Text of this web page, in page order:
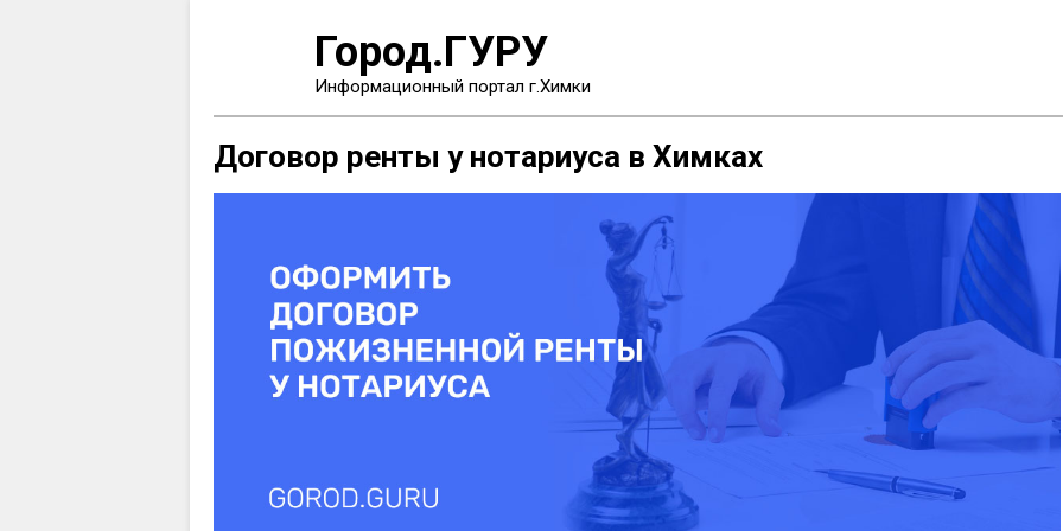
Город.ГУРУ
Информационный портал г.Химки
Договор ренты у нотариуса в Химках